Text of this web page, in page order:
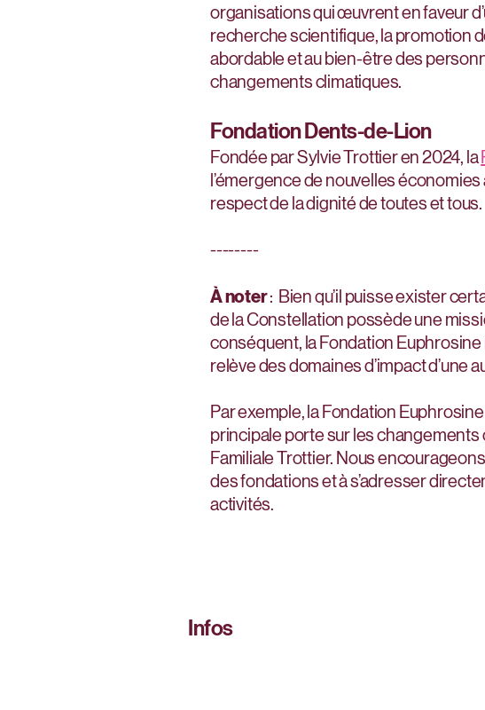
organisations qui œuvrent en faveur
recherche scientifique, la promotion
abordable et au bien-être des
changements climatiques.
Fondation Dents-de-Lion
Fondée par Sylvie Trottier en 2024, la
l’émergence de nouvelles
respect de la dignité de toutes et tous.
--------
À noter: Bien qu’il puisse exister
de la Constellation possède une
conséquent, la Fondation
relève des domaines d’impact d’une
Par exemple, la Fondation
principale porte sur les changements
Familiale Trottier. Nous
des fondations et à s’adresser
activités.
Infos